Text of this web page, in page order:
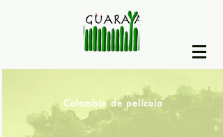
Colombia de película